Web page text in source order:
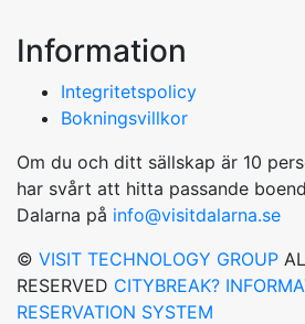
Information
Integritetspolicy
Bokningsvillkor
Om du och ditt sällskap är 10
har svårt att hitta passande
Dalarna på info@visitdalarna.se
© VISIT TECHNOLOGY GROUP
RESERVED CITYBREAK?
RESERVATION SYSTEM